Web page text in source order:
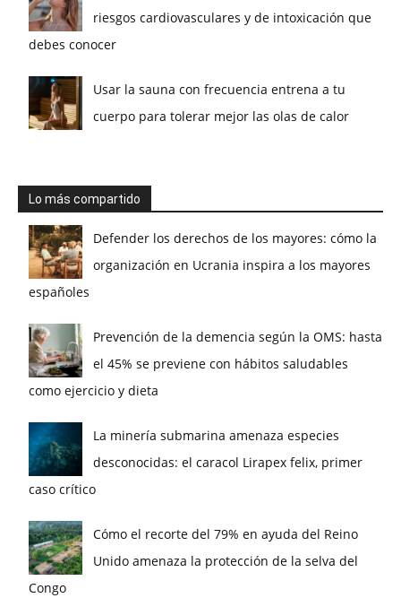
riesgos cardiovasculares y de intoxicación que
debes conocer
Usar la sauna con frecuencia entrena a tu
cuerpo para tolerar mejor las olas de calor
Lo más compartido
Defender los derechos de los mayores: cómo la
organización en Ucrania inspira a los mayores
españoles
Prevención de la demencia según la OMS: hasta
el 45% se previene con hábitos saludables
como ejercicio y dieta
La minería submarina amenaza especies
desconocidas: el caracol Lirapex felix, primer
caso crítico
Cómo el recorte del 79% en ayuda del Reino
Unido amenaza la protección de la selva del
Congo